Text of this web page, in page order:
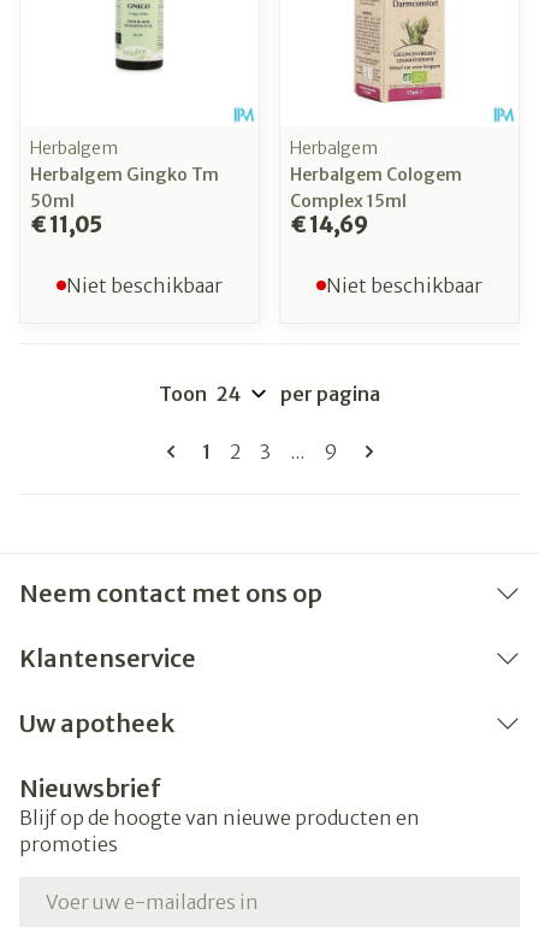
Herbalgem
Herbalgem Gingko Tm
50ml
€ 11,05
Niet beschikbaar
Herbalgem
Herbalgem Cologem
Complex 15ml
€ 14,69
Niet beschikbaar
Pagina's
U lees momenteel pagina
1 Pagina
2 Pagina
3 ... Pagina
9
Toon per pagina
Neem contact met ons op
Klantenservice
Uw apotheek
Nieuwsbrief
Blijf op de hoogte van nieuwe producten en
promoties